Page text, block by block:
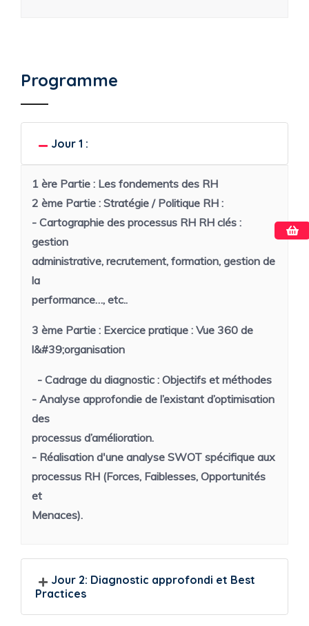
Programme
Jour 1 :
1 ère Partie : Les fondements des RH
2 ème Partie : Stratégie / Politique RH :
- Cartographie des processus RH RH clés :
gestion
administrative, recrutement, formation, gestion de
la
performance…, etc..
3 ème Partie : Exercice pratique : Vue 360 de
l&#39;organisation
- Cadrage du diagnostic : Objectifs et méthodes
- Analyse approfondie de l’existant d’optimisation
des
processus d’amélioration.
- Réalisation d'une analyse SWOT spécifique aux
processus RH (Forces, Faiblesses, Opportunités
et
Menaces).
Jour 2: Diagnostic approfondi et Best
Practices